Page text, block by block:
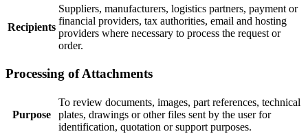
Recipients
Suppliers, manufacturers, logistics partners, payment or
financial providers, tax authorities, email and hosting
providers where necessary to process the request or
order.
Processing of Attachments
Purpose
To review documents, images, part references, technical
plates, drawings or other files sent by the user for
identification, quotation or support purposes.